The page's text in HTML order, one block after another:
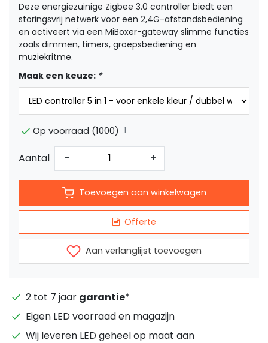
Deze energiezuinige Zigbee 3.0 controller biedt een
storingsvrij netwerk voor een 2,4G-afstandsbediening
en activeert via een MiBoxer-gateway slimme functies
zoals dimmen, timers, groepsbediening en
muziekritme.
Maak een keuze: *
Op voorraad (1000) 1
Aantal - +
Toevoegen aan winkelwagen
Offerte
Aan verlanglijst toevoegen
2 tot 7 jaar garantie*
Eigen LED voorraad en magazijn
Wij leveren LED geheel op maat aan